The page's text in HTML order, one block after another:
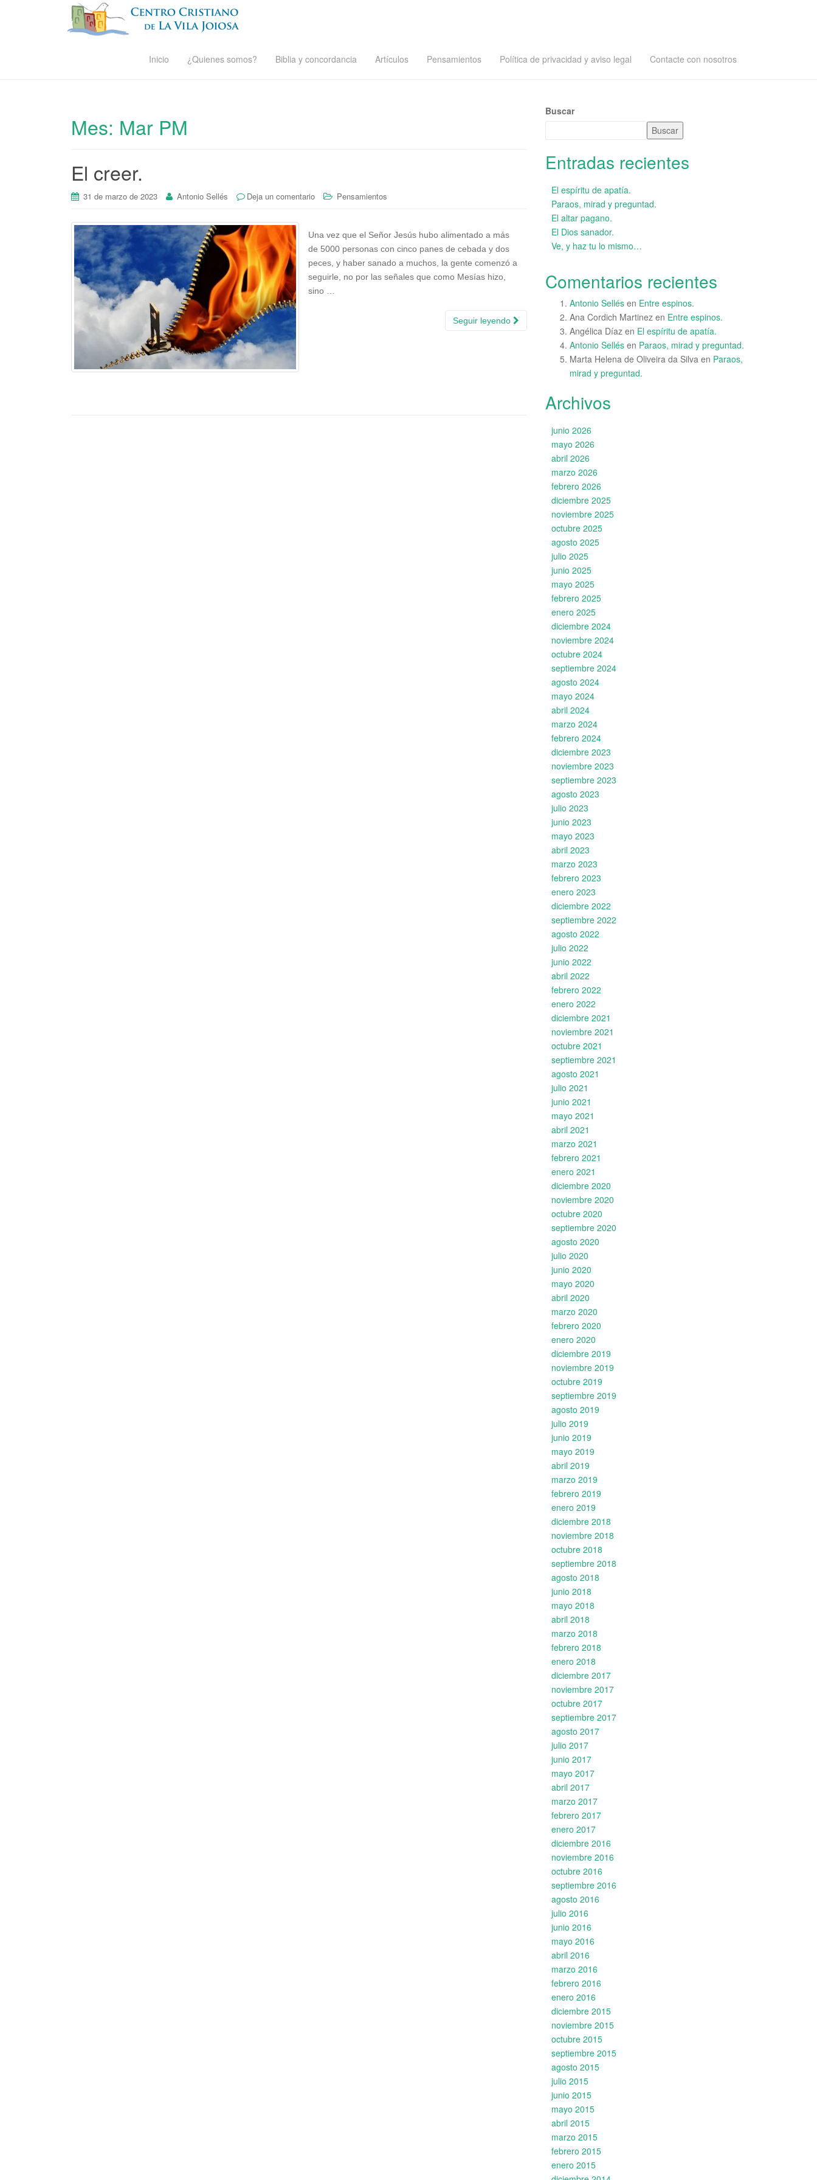
Inicio ¿Quienes somos? Biblia y concordancia Artículos Pensamientos Política de privacidad y aviso legal Contacte con nosotros
Mes: Mar PM
El creer.
31 de marzo de 2023 Antonio Sellés Deja un comentario Pensamientos
Una vez que el Señor Jesús hubo alimentado a más
de 5000 personas con cinco panes de cebada y dos
peces, y haber sanado a muchos, la gente comenzó a
seguirle, no por las señales que como Mesías hizo,
sino …
Seguir leyendo
Buscar
Buscar
Entradas recientes
El espíritu de apatía.
Paraos, mirad y preguntad.
El altar pagano.
El Dios sanador.
Ve, y haz tu lo mismo…
Comentarios recientes
Antonio Sellés en Entre espinos.
Ana Cordich Martinez en Entre espinos.
Angélica Díaz en El espíritu de apatía.
Antonio Sellés en Paraos, mirad y preguntad.
Marta Helena de Oliveira da Silva en Paraos,
mirad y preguntad.
Archivos
junio 2026
mayo 2026
abril 2026
marzo 2026
febrero 2026
diciembre 2025
noviembre 2025
octubre 2025
agosto 2025
julio 2025
junio 2025
mayo 2025
febrero 2025
enero 2025
diciembre 2024
noviembre 2024
octubre 2024
septiembre 2024
agosto 2024
mayo 2024
abril 2024
marzo 2024
febrero 2024
diciembre 2023
noviembre 2023
septiembre 2023
agosto 2023
julio 2023
junio 2023
mayo 2023
abril 2023
marzo 2023
febrero 2023
enero 2023
diciembre 2022
septiembre 2022
agosto 2022
julio 2022
junio 2022
abril 2022
febrero 2022
enero 2022
diciembre 2021
noviembre 2021
octubre 2021
septiembre 2021
agosto 2021
julio 2021
junio 2021
mayo 2021
abril 2021
marzo 2021
febrero 2021
enero 2021
diciembre 2020
noviembre 2020
octubre 2020
septiembre 2020
agosto 2020
julio 2020
junio 2020
mayo 2020
abril 2020
marzo 2020
febrero 2020
enero 2020
diciembre 2019
noviembre 2019
octubre 2019
septiembre 2019
agosto 2019
julio 2019
junio 2019
mayo 2019
abril 2019
marzo 2019
febrero 2019
enero 2019
diciembre 2018
noviembre 2018
octubre 2018
septiembre 2018
agosto 2018
junio 2018
mayo 2018
abril 2018
marzo 2018
febrero 2018
enero 2018
diciembre 2017
noviembre 2017
octubre 2017
septiembre 2017
agosto 2017
julio 2017
junio 2017
mayo 2017
abril 2017
marzo 2017
febrero 2017
enero 2017
diciembre 2016
noviembre 2016
octubre 2016
septiembre 2016
agosto 2016
julio 2016
junio 2016
mayo 2016
abril 2016
marzo 2016
febrero 2016
enero 2016
diciembre 2015
noviembre 2015
octubre 2015
septiembre 2015
agosto 2015
julio 2015
junio 2015
mayo 2015
abril 2015
marzo 2015
febrero 2015
enero 2015